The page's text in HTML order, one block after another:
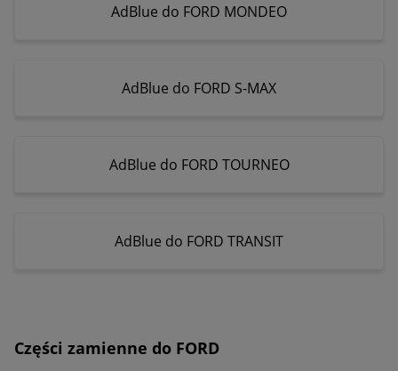
AdBlue do FORD MONDEO
AdBlue do FORD S-MAX
AdBlue do FORD TOURNEO
AdBlue do FORD TRANSIT
Części zamienne do FORD